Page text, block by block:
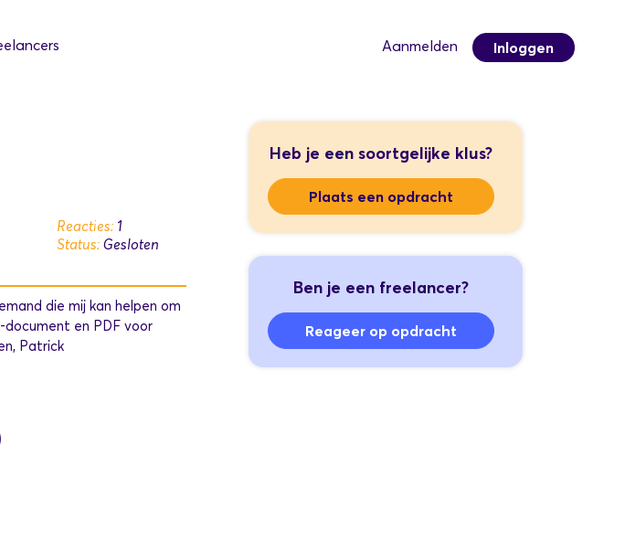
Aanmelden Inloggen
Heb je een soortgelijke klus?
Plaats een opdracht
Ben je een freelancer?
Reageer op opdracht
Reacties: 1
Status: Gesloten
die mij kan helpen om
en PDF voor
Patrick